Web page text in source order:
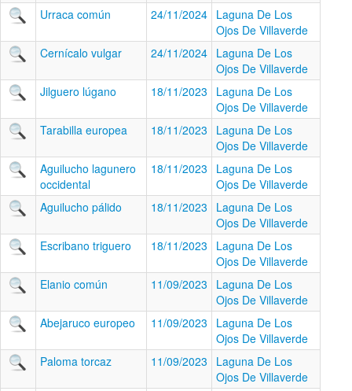
Urraca común
24/11/2024 Laguna De Los
Ojos De Villaverde
Cernícalo vulgar
24/11/2024 Laguna De Los
Ojos De Villaverde
Jilguero lúgano
18/11/2023
Laguna De Los
Ojos De Villaverde
Tarabilla europea
18/11/2023
Laguna De Los
Ojos De Villaverde
Aguilucho lagunero
occidental
18/11/2023
Laguna De Los
Ojos De Villaverde
Aguilucho pálido
18/11/2023
Laguna De Los
Ojos De Villaverde
Escribano triguero
18/11/2023
Laguna De Los
Ojos De Villaverde
Elanio común
11/09/2023
Laguna De Los
Ojos De Villaverde
Abejaruco europeo
11/09/2023
Laguna De Los
Ojos De Villaverde
Paloma torcaz
11/09/2023
Laguna De Los
Ojos De Villaverde